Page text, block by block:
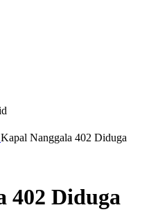
Kapal Nanggala 402 Diduga
402 Diduga